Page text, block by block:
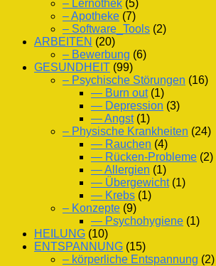
– Lernothek (5)
– Apotheke (7)
– Software_Tools (2)
ARBEITEN (20)
– Bewerbung (6)
GESUNDHEIT (99)
– Psychische Störungen (16)
— Burn out(1)
— Depression (3)
— Angst(1)
– Physische Krankheiten (24)
— Rauchen (4)
— Rücken-Probleme (2)
— Allergien (1)
— Übergewicht(1)
— Krebs (1)
– Konzepte (9)
— Psychohygiene (1)
HEILUNG (10)
ENTSPANNUNG (15)
– körperliche Entspannung (2)